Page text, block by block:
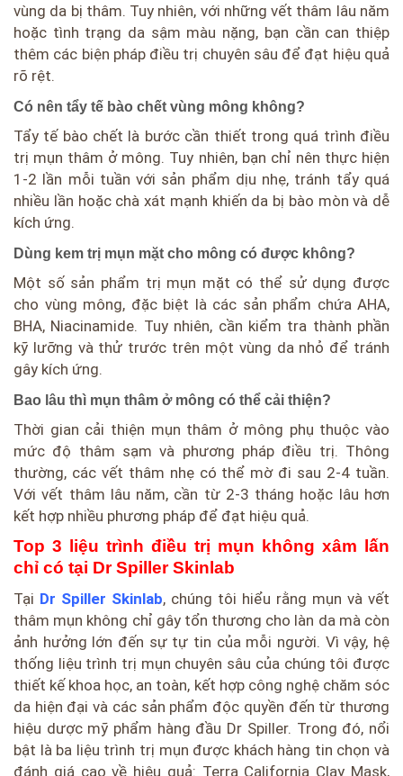
vùng da bị thâm. Tuy nhiên, với những vết thâm lâu năm
hoặc tình trạng da sậm màu nặng, bạn cần can thiệp
thêm các biện pháp điều trị chuyên sâu để đạt hiệu quả
rõ rệt.
Có nên tẩy tế bào chết vùng mông không?
Tẩy tế bào chết là bước cần thiết trong quá trình điều
trị mụn thâm ở mông. Tuy nhiên, bạn chỉ nên thực hiện
1-2 lần mỗi tuần với sản phẩm dịu nhẹ, tránh tẩy quá
nhiều lần hoặc chà xát mạnh khiến da bị bào mòn và dễ
kích ứng.
Dùng kem trị mụn mặt cho mông có được không?
Một số sản phẩm trị mụn mặt có thể sử dụng được
cho vùng mông, đặc biệt là các sản phẩm chứa AHA,
BHA, Niacinamide. Tuy nhiên, cần kiểm tra thành phần
kỹ lưỡng và thử trước trên một vùng da nhỏ để tránh
gây kích ứng.
Bao lâu thì mụn thâm ở mông có thể cải thiện?
Thời gian cải thiện mụn thâm ở mông phụ thuộc vào
mức độ thâm sạm và phương pháp điều trị. Thông
thường, các vết thâm nhẹ có thể mờ đi sau 2-4 tuần.
Với vết thâm lâu năm, cần từ 2-3 tháng hoặc lâu hơn
kết hợp nhiều phương pháp để đạt hiệu quả.
Top 3 liệu trình điều trị mụn không xâm lấn
chỉ có tại Dr Spiller Skinlab
Tại Dr Spiller Skinlab, chúng tôi hiểu rằng mụn và vết
thâm mụn không chỉ gây tổn thương cho làn da mà còn
ảnh hưởng lớn đến sự tự tin của mỗi người. Vì vậy, hệ
thống liệu trình trị mụn chuyên sâu của chúng tôi được
thiết kế khoa học, an toàn, kết hợp công nghệ chăm sóc
da hiện đại và các sản phẩm độc quyền đến từ thương
hiệu dược mỹ phẩm hàng đầu Dr Spiller. Trong đó, nổi
bật là ba liệu trình trị mụn được khách hàng tin chọn và
đánh giá cao về hiệu quả: Terra California Clay Mask,